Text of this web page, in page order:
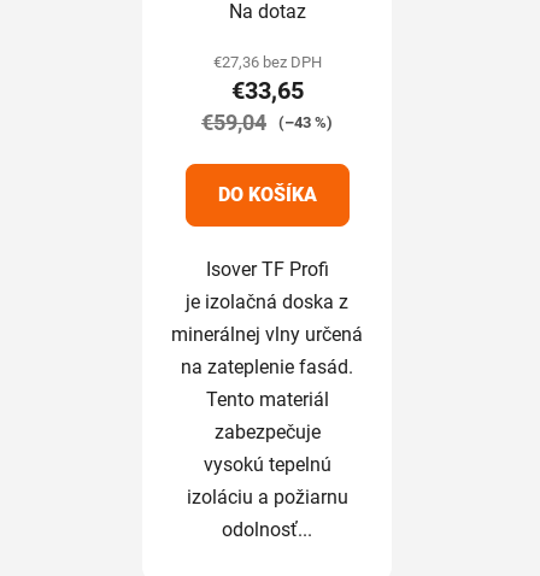
Na dotaz
€27,36 bez DPH
€33,65
€59,04 (–43 %)
DO KOŠÍKA
Isover TF Profi
je izolačná doska z
minerálnej vlny určená
na zateplenie fasád.
Tento materiál
zabezpečuje
vysokú tepelnú
izoláciu a požiarnu
odolnosť...